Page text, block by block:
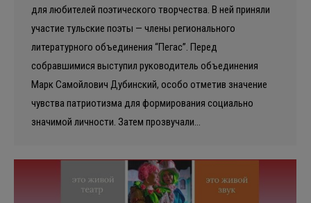
для любителей поэтического творчества. В ней приняли
участие тульские поэты — члены регионального
литературного объединения “Пегас”. Перед
собравшимися выступил руководитель объединения
Марк Самойлович Дубинский, особо отметив значение
чувства патриотизма для формирования социально
значимой личности. Затем прозвучали…